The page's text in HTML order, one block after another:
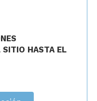
SITIO HASTA EL